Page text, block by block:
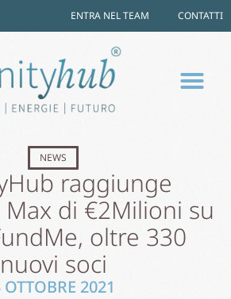
ENTRA NEL TEAM CONTATTI
NEWS
raggiunge
Max di €2Milioni su
oltre 330
nuovi soci
OTTOBRE 2021